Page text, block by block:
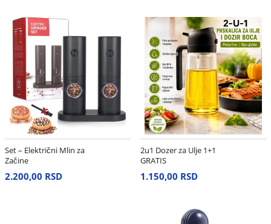
Set – Električni Mlin za
Začine
2.200,00 RSD
2u1 Dozer za Ulje 1+1
GRATIS
1.150,00 RSD